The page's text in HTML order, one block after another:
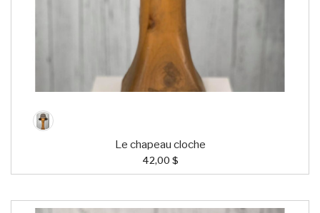
Le chapeau cloche
42,00 $